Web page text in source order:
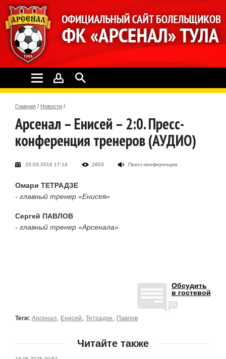
Главная / Новости /
Арсенал – Енисей – 2:0. Пресс-
конференция тренеров (АУДИО)
20.03.2016 17:14 2803 Пресс-конференции
Омари ТЕТРАДЗЕ
- главный тренер «Енисея»
Сергей ПАВЛОВ
- главный тренер «Арсенала»
Обсудить
в гостевой
Теги: Арсенал Енисей Тетрадзе Павлов
Читайте также